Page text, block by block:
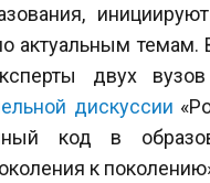
инициируют
актуальным темам.
двух
дискуссии
код в
к